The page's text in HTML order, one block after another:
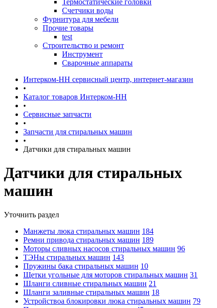
Термоcтатические головки
Счетчики воды
Фурнитура для мебели
Прочие товары
test
Строительство и ремонт
Инструмент
Сварочные аппараты
Интерком-НН сервисный центр, интернет-магазин
•
Каталог товаров Интерком-НН
•
Сервисные запчасти
•
Запчасти для стиральных машин
•
Датчики для стиральных машин
Датчики для стиральных
машин
Уточнить раздел
Манжеты люка стиральных машин 184
Ремни привода стиральных машин 189
Моторы сливных насосов стиральных машин 96
ТЭНы стиральных машин 143
Пружины бака стиральных машин 10
Щетки угольные для моторов стиральных машин 31
Шланги сливные стиральных машин 21
Шланги заливные стиральных машин 18
Устройствоа блокировки люка стиральных машин 79